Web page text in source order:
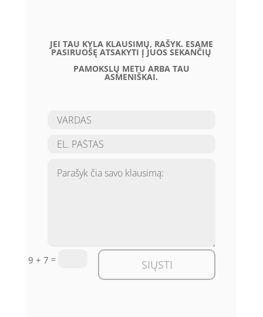
JEI TAU KYLA KLAUSIMŲ, RAŠYK. ESAME
PASIRUOŠĘ ATSAKYTI Į JUOS SEKANČIŲ
PAMOKSLŲ METU ARBA TAU
ASMENIŠKAI.
9 + 7 = SIŲSTI